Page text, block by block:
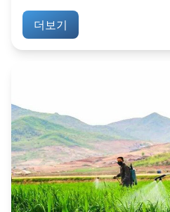
더보기